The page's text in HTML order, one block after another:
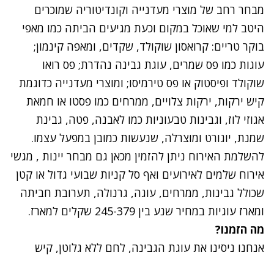
מבחר רחב של מוצרי מעדנייה וקונדיטוריה שמוכרים
היטב למי שאוכל במקום וכעת מגיעים הביתה כמו מאפי
בוקר טריים: קרואסון שוקולד, שקדים, ומאפה קינמון;
עוגות כמו פס שמרים, עוגת גבינה נהדרת; פס רואו
שוקולד ופיסטוק או פס טירמיסו; ומוצרי מעדנייה כדוגמת
קיש ירקות, ירקות צלויים, ממרחים כמו פסטו או חמאת
אגוזי לוז, וגבינות טבעוניות כמו לאבנה, פטה, גבינת
שמנת, יוגורט ומוצרלה, שנעשות כמובן במפעל עצמו.
להשלמת האירוח ניתן להזמין מכאן גם מבחר יינות , מגשי
אירוח שלמים לאירועים ואף סל קניות שבועי גדול או קטן
שכולל גבינות, ממרחים, עוגה, גרנולה, תערובת חביתה
ומארז עוגיות במחיר שנע בין 245-379 שקלים למארז.
מה הזמנו?
אנחנו ניסינו את עוגת הגבינה, לחם ללא גלוטן, קיש